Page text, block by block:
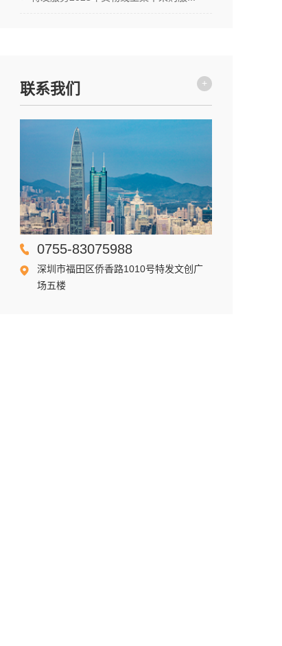
联系我们 +
0755-83075988
深圳市福田区侨香路1010号特发文创广
场五楼